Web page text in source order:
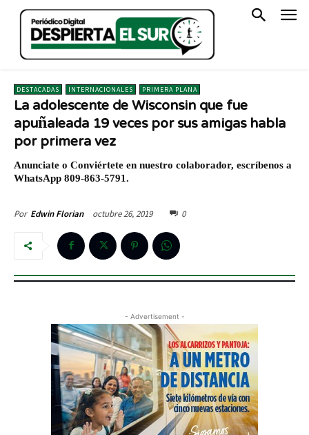
DESTACADAS INTERNACIONALES PRIMERA PLANA
La adolescente de Wisconsin que fue
apuñaleada 19 veces por sus amigas habla
por primera vez
Anunciate o Conviértete en nuestro colaborador, escríbenos a
WhatsApp 809-863-5791.
Por Edwin Florian octubre 26, 2019 0
- Advertisement -